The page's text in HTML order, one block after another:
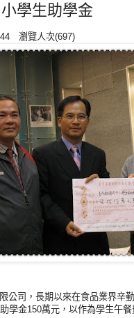
學生助學金
瀏覽人次(697)
公司，長期以來在食品業界辛
學金150萬元，以作為學生午